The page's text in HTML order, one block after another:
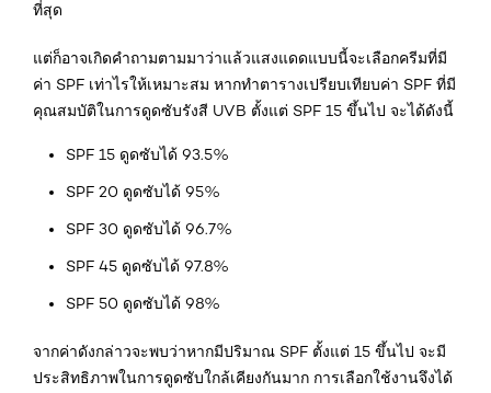
ที่สุด
แต่ก็อาจเกิดคำถามตามมาว่าแล้วแสงแดดแบบนี้จะเลือกครีมที่มี
ค่า SPF เท่าไรให้เหมาะสม หากทำตารางเปรียบเทียบค่า SPF ที่มี
คุณสมบัติในการดูดซับรังสี UVB ตั้งแต่ SPF 15 ขึ้นไป จะได้ดังนี้
SPF 15 ดูดซับได้ 93.5%
SPF 20 ดูดซับได้ 95%
SPF 30 ดูดซับได้ 96.7%
SPF 45 ดูดซับได้ 97.8%
SPF 50 ดูดซับได้ 98%
จากค่าดังกล่าวจะพบว่าหากมีปริมาณ SPF ตั้งแต่ 15 ขึ้นไป จะมี
ประสิทธิภาพในการดูดซับใกล้เคียงกันมาก การเลือกใช้งานจึงได้